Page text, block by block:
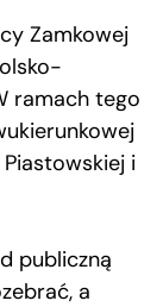
Zamkowej
ramach tego
i
publiczną
a